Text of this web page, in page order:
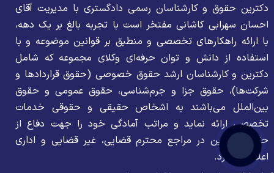
دکترین حقوق و کارشناسان رسمی دادگستری با مدیریت آقای
احسان سهرابی کاشانی مفتخر است با تجربه بالغ بر یک دهه،
با ارائه راهکارهای تخصصی و منطبق بر قوانین موضوعه و با
استفاده از دانش و توان حرفه‌ای وکلای مجموعه که شامل
دکترین و کارشناسان ارشد حقوق خصوصی (حقوق قراردادها و
شرکت‌ها)، حقوق جزا و جرم‌شناسی، حقوق عمومی و حقوق
بین‌الملل می‌باشند به اشخاص حقیقی و حقوقی خدمات
تخصصی ارائه نماید و مراتب آمادگی خود را جهت دفاع از
حقوق موکلین در مراجع محترم قضایی، غیر قضایی و اداری
اعلام می‌دارد.